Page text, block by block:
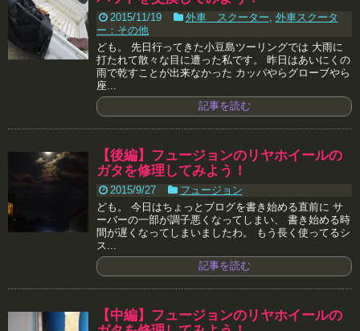
2015/11/19 外車 スクーター 外車スクータ
ー：その他
ども。 先日行ってきた小豆島ツーリングでは 大雨に
打たれて散々な目に遭った私です。 昨日はあいにくの
雨で乾すことが出来なかった カッパやらグローブやら
座...
記事を読む
【後編】フュージョンのリヤホイールの
ガタを修理してみよう！
2015/9/27
フュージョン
ども。 今日はちょっとブログを書き始める直前に サ
ーバーの一部が調子悪くなってしまい、 書き始める時
間が遅くなってしまいましたわ。 もう長く使ってるシ
ス...
記事を読む
【中編】フュージョンのリヤホイールの